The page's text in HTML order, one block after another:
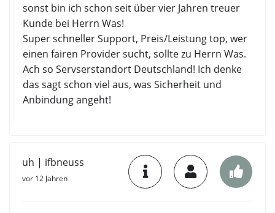
sonst bin ich schon seit über vier Jahren treuer
Kunde bei Herrn Was!
Super schneller Support, Preis/Leistung top, wer
einen fairen Provider sucht, sollte zu Herrn Was.
Ach so Servserstandort Deutschland! Ich denke
das sagt schon viel aus, was Sicherheit und
Anbindung angeht!
uh | ifbneuss
vor 12 Jahren